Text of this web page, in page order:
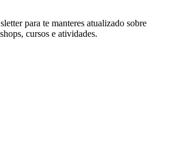
para te manteres atualizado sobre
cursos e atividades.